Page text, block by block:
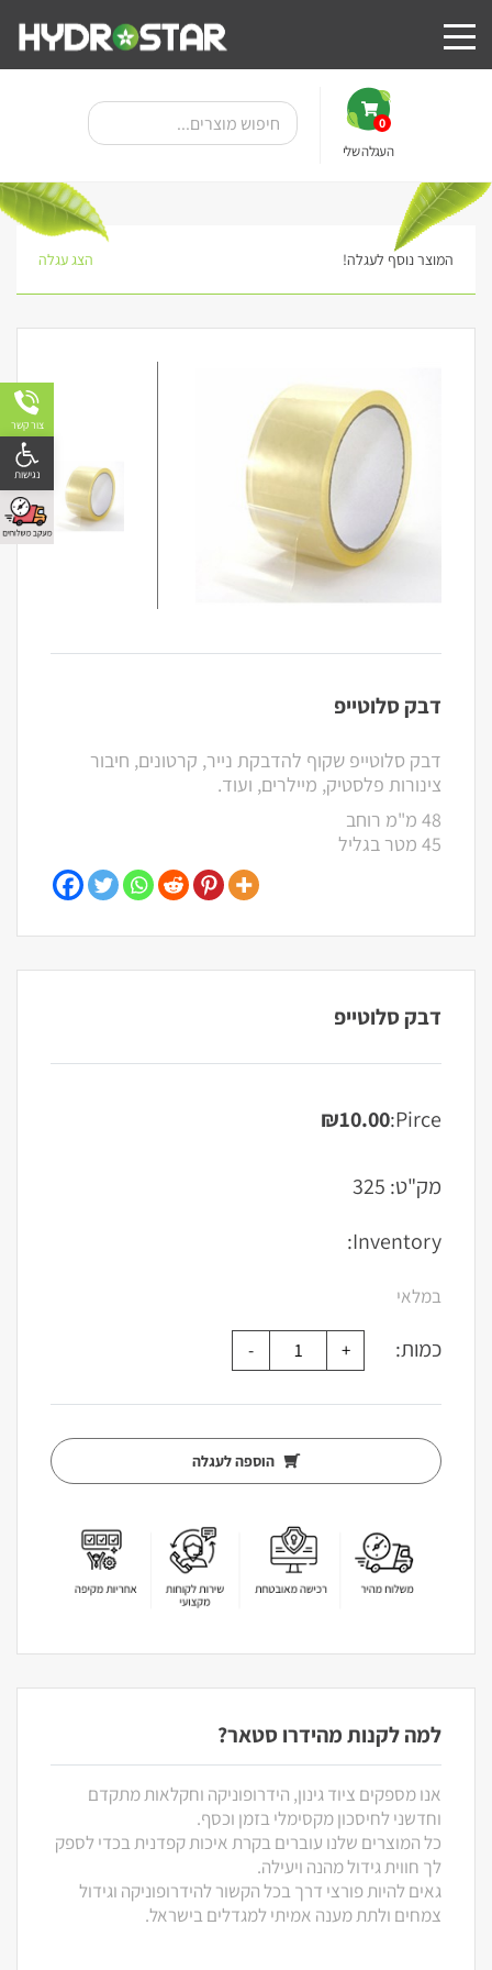
0
העגלה שלי
המוצר נוסף לעגלה! הצג עגלה
דבק סלוטייפ
דבק סלוטייפ שקוף להדבקת נייר, קרטונים, חיבור
צינורות פלסטיק, מיילרים, ועוד.
48 מ"מ רוחב
45 מטר בגליל
דבק סלוטייפ
Pirce:
₪10.00
מק"ט: 325
Inventory:
במלאי
כמות:
הוספה לעגלה
למה לקנות מהידרו סטאר?
אנו מספקים ציוד גינון, הידרופוניקה וחקלאות מתקדם
וחדשני לחיסכון מקסימלי בזמן וכסף.
כל המוצרים שלנו עוברים בקרת איכות קפדנית בכדי לספק
לך חווית גידול מהנה ויעילה.
גאים להיות פורצי דרך בכל הקשור להידרופוניקה וגידול
צמחים ולתת מענה אמיתי למגדלים בישראל.
צור קשר